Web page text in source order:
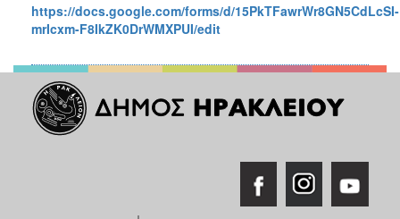
https://docs.google.com/forms/d/15PkTFawrWr8GN5CdLcSI-
mrIcxm-F8IkZK0DrWMXPUI/edit